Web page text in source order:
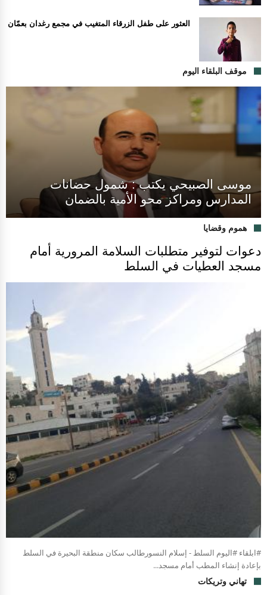
العثور على طفل الزرقاء المتغيب في مجمع رغدان بعمّان
موقف البلقاء اليوم
موسى الصبيحي يكتب : شمول حضانات
المدارس ومراكز محو الأمية بالضمان
هموم وقضايا
دعوات لتوفير متطلبات السلامة المرورية أمام
مسجد العطيات في السلط
#ابلقاء #اليوم السلط - إسلام النسورطالب سكان منطقة البحيرة في السلط
بإعادة إنشاء المطب أمام مسجد...
تهاني وتريكات